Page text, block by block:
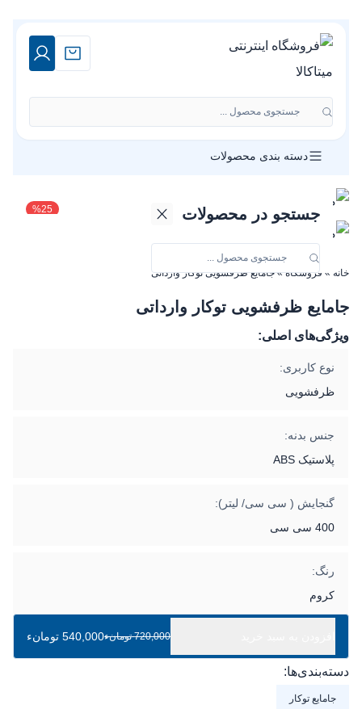
جستجوی محصول ...
جستجو در محصولات
دسته بندی محصولات
25
%
خانه » فروشگاه»جامایع ظرفشویی توکار وارداتی
جامایع ظرفشویی توکار وارداتی
ویژگی‌های اصلی:
نوع کاربری:
ظرفشویی
جنس بدنه:
پلاستیک ABS
گنجایش ( سی سی/ لیتر):
400 سی سی
رنگ:
کروم
720,000 تومانء 540,000 تومانء
دسته‌بندی‌ها:
جامایع توکار